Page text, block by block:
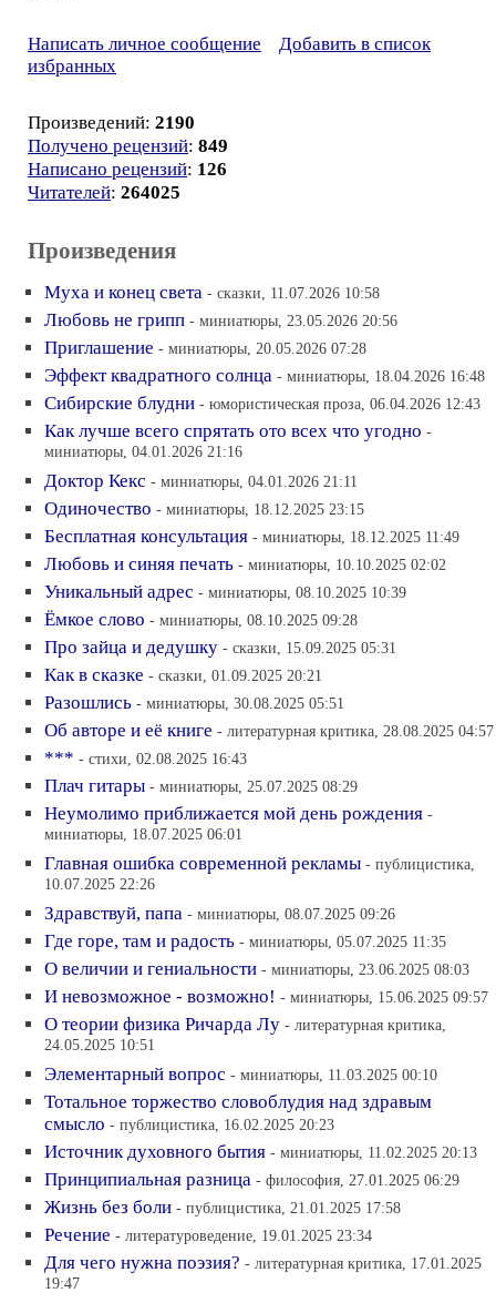
Написать личное сообщение
Добавить в список
избранных
Произведений: 2190
Получено рецензий: 849
Написано рецензий: 126
Читателей: 264025
Произведения
Муха и конец света - сказки, 11.07.2026 10:58
Любовь не грипп - миниатюры, 23.05.2026 20:56
Приглашение - миниатюры, 20.05.2026 07:28
Эффект квадратного солнца - миниатюры, 18.04.2026 16:48
Сибирские блудни - юмористическая проза, 06.04.2026 12:43
Как лучше всего спрятать ото всех что угодно -
миниатюры, 04.01.2026 21:16
Доктор Кекс - миниатюры, 04.01.2026 21:11
Одиночество - миниатюры, 18.12.2025 23:15
Бесплатная консультация - миниатюры, 18.12.2025 11:49
Любовь и синяя печать - миниатюры, 10.10.2025 02:02
Уникальный адрес - миниатюры, 08.10.2025 10:39
Ёмкое слово - миниатюры, 08.10.2025 09:28
Про зайца и дедушку - сказки, 15.09.2025 05:31
Как в сказке - сказки, 01.09.2025 20:21
Разошлись - миниатюры, 30.08.2025 05:51
Об авторе и её книге - литературная критика, 28.08.2025 04:57
*** - стихи, 02.08.2025 16:43
Плач гитары - миниатюры, 25.07.2025 08:29
Неумолимо приближается мой день рождения -
миниатюры, 18.07.2025 06:01
Главная ошибка современной рекламы - публицистика,
10.07.2025 22:26
Здравствуй, папа - миниатюры, 08.07.2025 09:26
Где горе, там и радость - миниатюры, 05.07.2025 11:35
О величии и гениальности - миниатюры, 23.06.2025 08:03
И невозможное - возможно! - миниатюры, 15.06.2025 09:57
О теории физика Ричарда Лу - литературная критика,
24.05.2025 10:51
Элементарный вопрос - миниатюры, 11.03.2025 00:10
Тотальное торжество словоблудия над здравым
смысло - публицистика, 16.02.2025 20:23
Источник духовного бытия - миниатюры, 11.02.2025 20:13
Принципиальная разница - философия, 27.01.2025 06:29
Жизнь без боли - публицистика, 21.01.2025 17:58
Речение - литературоведение, 19.01.2025 23:34
Для чего нужна поэзия? - литературная критика, 17.01.2025
19:47